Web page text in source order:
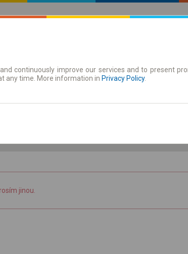
Časové jízdenky
jinou.
continuously improve our services and to present
any time. More information in Privacy Policy.